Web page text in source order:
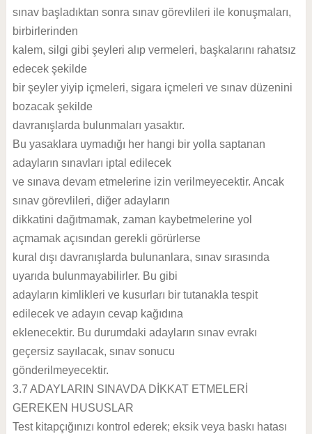
sınav başladıktan sonra sınav görevlileri ile konuşmaları,
birbirlerinden
kalem, silgi gibi şeyleri alıp vermeleri, başkalarını rahatsız
edecek şekilde
bir şeyler yiyip içmeleri, sigara içmeleri ve sınav düzenini
bozacak şekilde
davranışlarda bulunmaları yasaktır.
Bu yasaklara uymadığı her hangi bir yolla saptanan
adayların sınavları iptal edilecek
ve sınava devam etmelerine izin verilmeyecektir. Ancak
sınav görevlileri, diğer adayların
dikkatini dağıtmamak, zaman kaybetmelerine yol
açmamak açısından gerekli görürlerse
kural dışı davranışlarda bulunanlara, sınav sırasında
uyarıda bulunmayabilirler. Bu gibi
adayların kimlikleri ve kusurları bir tutanakla tespit
edilecek ve adayın cevap kağıdına
eklenecektir. Bu durumdaki adayların sınav evrakı
geçersiz sayılacak, sınav sonucu
gönderilmeyecektir.
3.7 ADAYLARIN SINAVDA DİKKAT ETMELERİ
GEREKEN HUSUSLAR
Test kitapçığınızı kontrol ederek; eksik veya baskı hatası